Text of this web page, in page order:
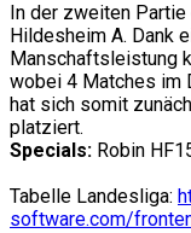
In der zweiten
Hildesheim A. Dank
Manschaftsleistung
wobei 4 Matches im
hat sich somit
platziert.
Specials: Robin
Tabelle Landesliga:
software.com/